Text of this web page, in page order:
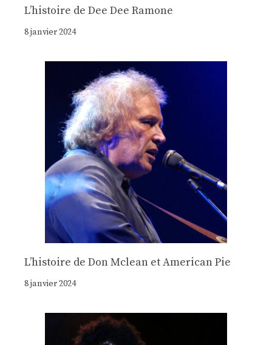
Lʼhistoire de Dee Dee Ramone
8 janvier 2024
Lʼhistoire de Don Mclean et American Pie
8 janvier 2024